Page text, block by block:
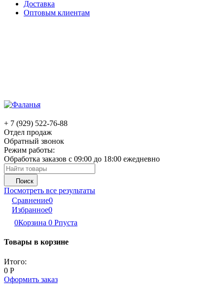
Доставка
Оптовым клиентам
+ 7 (929) 522-76-88
Отдел продаж
Обратный звонок
Режим работы:
Обработка заказов с 09:00 до 18:00 ежедневно
Поиск
Посмотреть все результаты
Сравнение0
Избранное0
0Корзина 0 Рпуста
Товары в корзине
Итого:
0 Р
Оформить заказ